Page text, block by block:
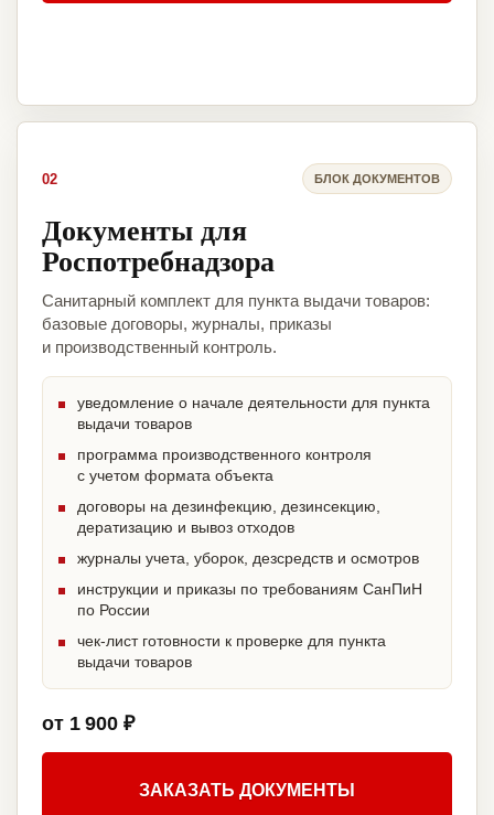
02 БЛОК ДОКУМЕНТОВ
Документы для
Роспотребнадзора
Санитарный комплект для пункта выдачи товаров:
базовые договоры, журналы, приказы
и производственный контроль.
уведомление о начале деятельности для пункта
выдачи товаров
программа производственного контроля
с учетом формата объекта
договоры на дезинфекцию, дезинсекцию,
дератизацию и вывоз отходов
журналы учета, уборок, дезсредств и осмотров
инструкции и приказы по требованиям СанПиН
по России
чек-лист готовности к проверке для пункта
выдачи товаров
от 1 900 ₽
ЗАКАЗАТЬ ДОКУМЕНТЫ